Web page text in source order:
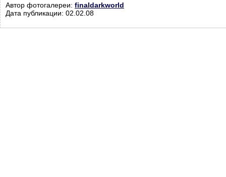
Автор фотогалереи: finaldarkworld
Дата публикации: 02.02.08